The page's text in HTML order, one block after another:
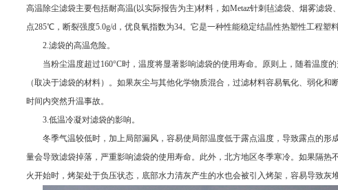
高温除尘滤袋主要包括耐高温(以实际报告为主)材料，如Metaz针刺毡滤袋、烟雾滤
点285℃，断裂强度5.0g/d，优良氧指数为34。它是一种性能稳定结晶性热塑性工程塑
2.滤袋的高温危险。
当粉尘温度超过160°C时，温度将显著影响滤袋的使用寿命。原则上，随着温
（取决于滤袋的材料）。如果灰尘与其他化学物质混合，过滤材料容易氧化、弱化
时间内突然升温事故。
3.低温冷凝对滤袋的影响。
冬季气温较低时，加上局部漏风，容易使局部温度低于露点温度，导致露点的
量会导致滤袋掉落，严重影响滤袋的使用寿命。此外，北方地区冬季寒冷。如果隔
火开始时，烤架处于负压状态，底部水力清灰产生的水也会被引入烤架，容易导致灰